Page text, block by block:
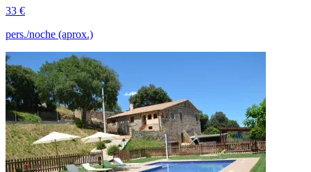
33 €
pers./noche (aprox.)